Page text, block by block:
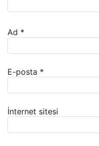
Ad *
E-posta *
İnternet sitesi